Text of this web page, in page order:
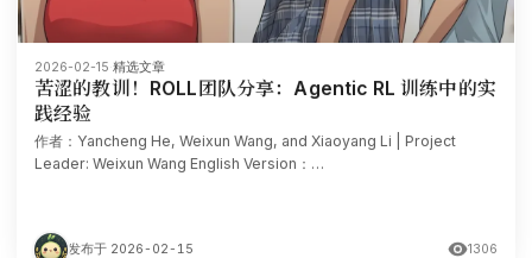
2026-02-15 精选文章
苦涩的教训！ROLL团队分享：Agentic RL 训练中的实
践经验
作者：Yancheng He, Weixun Wang, and Xiaoyang Li | Project
Leader: Weixun Wang English Version：
发布于 2026-02-15 1306